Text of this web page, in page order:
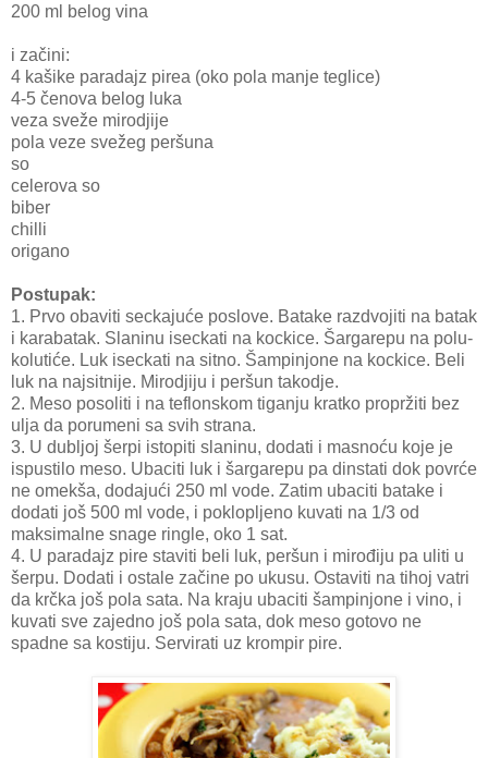
200 ml belog vina
i začini:
4 kašike paradajz pirea (oko pola manje teglice)
4-5 čenova belog luka
veza sveže mirodjije
pola veze svežeg peršuna
so
celerova so
biber
chilli
origano
Postupak:
1. Prvo obaviti seckajuće poslove. Batake razdvojiti na batak
i karabatak. Slaninu iseckati na kockice. Šargarepu na polu-
kolutiće. Luk iseckati na sitno. Šampinjone na kockice. Beli
luk na najsitnije. Mirodjiju i peršun takodje.
2. Meso posoliti i na teflonskom tiganju kratko propržiti bez
ulja da porumeni sa svih strana.
3. U dubljoj šerpi istopiti slaninu, dodati i masnoću koje je
ispustilo meso. Ubaciti luk i šargarepu pa dinstati dok povrće
ne omekša, dodajući 250 ml vode. Zatim ubaciti batake i
dodati još 500 ml vode, i poklopljeno kuvati na 1/3 od
maksimalne snage ringle, oko 1 sat.
4. U paradajz pire staviti beli luk, peršun i mirođiju pa uliti u
šerpu. Dodati i ostale začine po ukusu. Ostaviti na tihoj vatri
da krčka još pola sata. Na kraju ubaciti šampinjone i vino, i
kuvati sve zajedno još pola sata, dok meso gotovo ne
spadne sa kostiju. Servirati uz krompir pire.